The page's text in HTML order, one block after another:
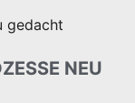
NEU